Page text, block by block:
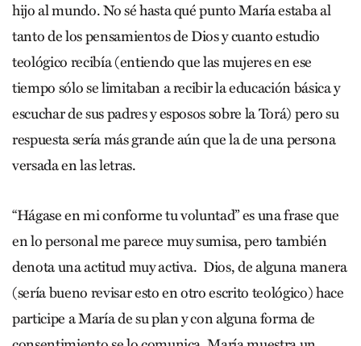
hijo al mundo. No sé hasta qué punto María estaba al
tanto de los pensamientos de Dios y cuanto estudio
teológico recibía (entiendo que las mujeres en ese
tiempo sólo se limitaban a recibir la educación básica y
escuchar de sus padres y esposos sobre la Torá) pero su
respuesta sería más grande aún que la de una persona
versada en las letras.
“Hágase en mi conforme tu voluntad” es una frase que
en lo personal me parece muy sumisa, pero también
denota una actitud muy activa. Dios, de alguna manera
(sería bueno revisar esto en otro escrito teológico) hace
participe a María de su plan y con alguna forma de